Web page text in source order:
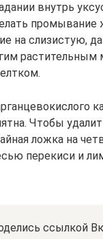
внутрь
промывание
на слизистую,
растительным
Чтобы
ложка на
перекиси и
ссылкой